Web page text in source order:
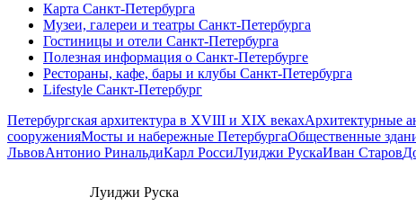
Карта Санкт-Петербурга
Музеи, галереи и театры Санкт-Петербурга
Гостиницы и отели Санкт-Петербурга
Полезная информация о Санкт-Петербурге
Рестораны, кафе, бары и клубы Санкт-Петербурга
Lifestyle Санкт-Петербург
Петербургская архитектура в XVIII и XIX векахАрхитектурные
сооруженияМосты и набережные ПетербургаОбщественные
ЛьвовАнтонио РинальдиКарл РоссиЛуиджи РускаИван Старов
Луиджи Руска